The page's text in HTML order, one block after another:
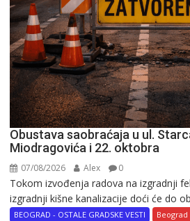
Obustava saobraćaja u ul.
Miodragovića i 22. oktobra
07/08/2026 Alex 0
Tokom izvođenja radova na izgradnji
izgradnji kišne kanalizacije doći će do
BEOGRAD - OSTALE GRADSKE VESTI
Beograd